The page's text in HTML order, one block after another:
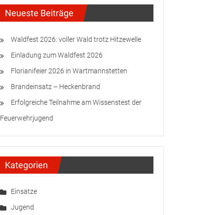
Neueste Beiträge
Waldfest 2026: voller Wald trotz Hitzewelle
Einladung zum Waldfest 2026
Florianifeier 2026 in Wartmannstetten
Brandeinsatz – Heckenbrand
Erfolgreiche Teilnahme am Wissenstest der
Feuerwehrjugend
Kategorien
Einsätze
Jugend